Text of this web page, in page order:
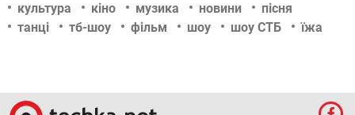
культура
кіно музика новини
пісня
танці
тб-шоу фільм шоу шоу СТБ їжа